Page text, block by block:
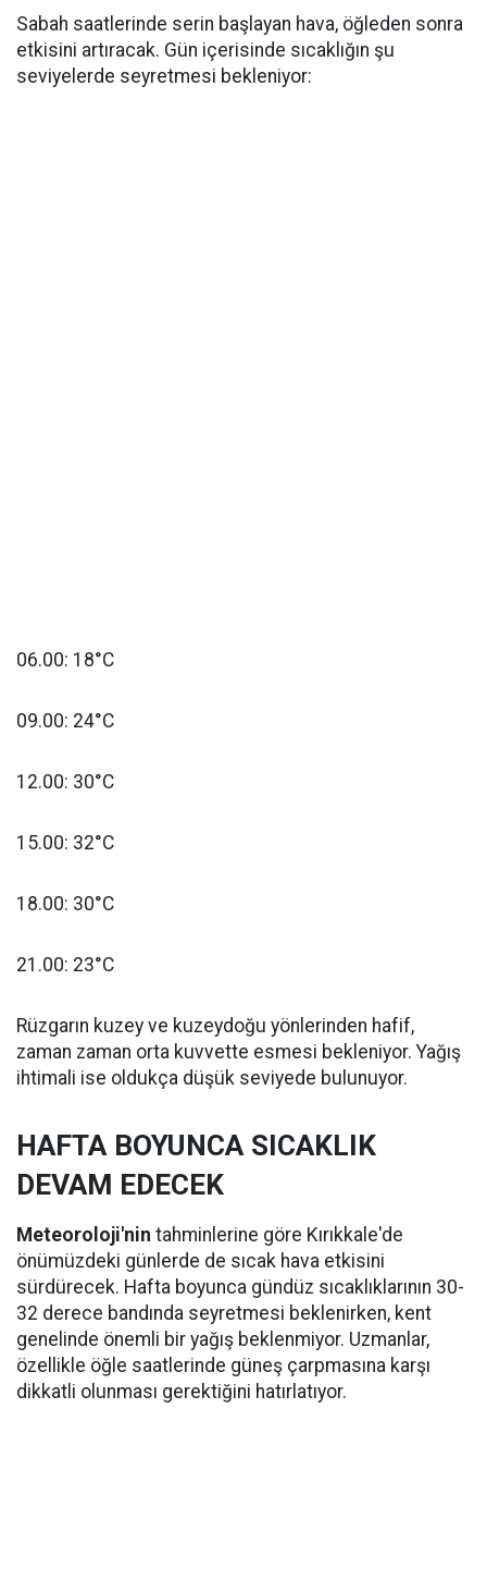
Sabah saatlerinde serin başlayan hava, öğleden sonra
etkisini artıracak. Gün içerisinde sıcaklığın şu
seviyelerde seyretmesi bekleniyor:
06.00: 18°C
09.00: 24°C
12.00: 30°C
15.00: 32°C
18.00: 30°C
21.00: 23°C
Rüzgarın kuzey ve kuzeydoğu yönlerinden hafif,
zaman zaman orta kuvvette esmesi bekleniyor. Yağış
ihtimali ise oldukça düşük seviyede bulunuyor.
HAFTA BOYUNCA SICAKLIK
DEVAM EDECEK
Meteoroloji'nin tahminlerine göre Kırıkkale'de
önümüzdeki günlerde de sıcak hava etkisini
sürdürecek. Hafta boyunca gündüz sıcaklıklarının 30-
32 derece bandında seyretmesi beklenirken, kent
genelinde önemli bir yağış beklenmiyor. Uzmanlar,
özellikle öğle saatlerinde güneş çarpmasına karşı
dikkatli olunması gerektiğini hatırlatıyor.